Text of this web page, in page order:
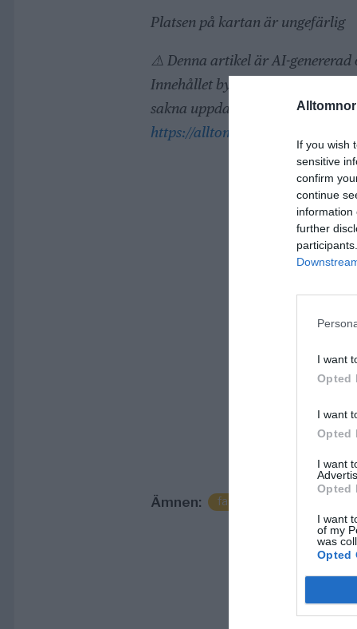
If you wish
sensitive
confirm
continue
information
further
I want
Opted
I want
Opted
I want
Opted
I want
of my
was
Opted
Platsen på kartan är ungefärlig
⚠️ Denna artikel är AI-genererad
Innehållet bygger på uppgifter
sakna uppdateringar. Vid
https://alltomnorrtalje.se/
Ämnen: fastighetsaffär